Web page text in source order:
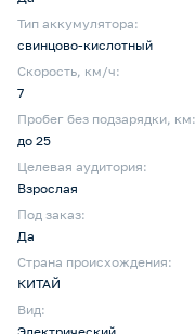
Тип аккумулятора:
свинцово-кислотный
Скорость, км/ч:
7
Пробег без подзарядки, км:
до 25
Целевая аудитория:
Взрослая
Под заказ:
Да
Страна происхождения:
КИТАЙ
Вид: